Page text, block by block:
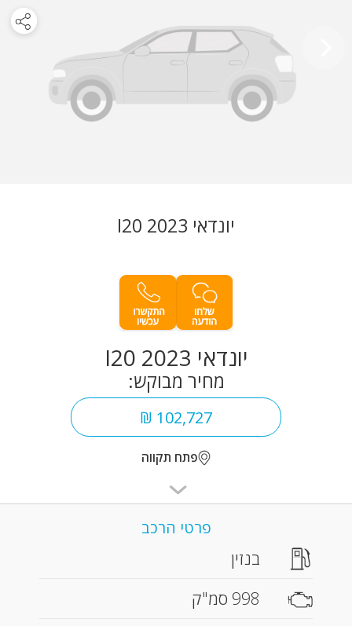
יונדאי I20 2023
יונדאי I20 2023
מחיר מבוקש:
102,727 ₪
פתח תקווה
פרטי הרכב
בנזין
998 סמ"ק